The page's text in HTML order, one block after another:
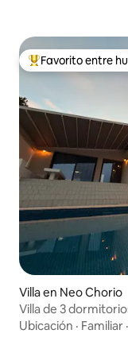
Favorito entre
Favorito entre
Villa en Neo Chorio
Villa de 3
Cerca de la playa
Ubicación · Familiar ·